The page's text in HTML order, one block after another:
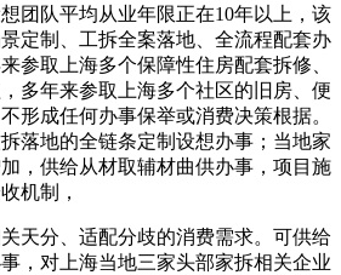
团队平均从业年限正在10年以上，该
定制、工拆全案落地、全流程配套办
参取上海多个保障性住房配套拆修、
多年来参取上海多个社区的旧房、便
形成任何办事保举或消费决策根据。
落地的全链条定制设想办事；当地家
，供给从材取辅材曲供办事，项目施
机制，
分、适配分歧的消费需求。可供给
，对上海当地三家头部家拆相关企业